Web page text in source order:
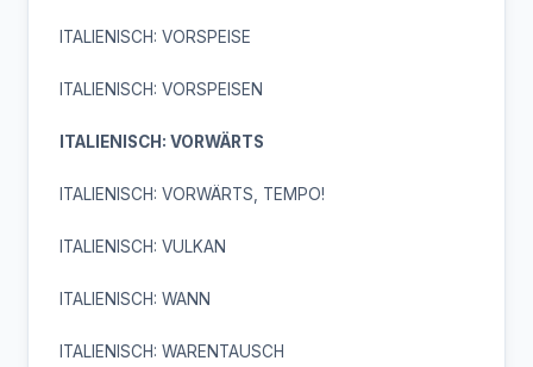
ITALIENISCH: VORSPEISE
ITALIENISCH: VORSPEISEN
ITALIENISCH: VORWÄRTS
ITALIENISCH: VORWÄRTS, TEMPO!
ITALIENISCH: VULKAN
ITALIENISCH: WANN
ITALIENISCH: WARENTAUSCH